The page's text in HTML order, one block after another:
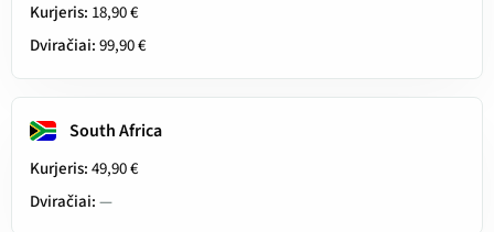
Kurjeris: 18,90 €
Dviračiai:99,90 €
South Africa
Kurjeris:49,90 €
Dviračiai:—